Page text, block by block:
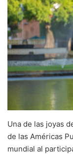
Una de las joyas
de las Américas
mundial al